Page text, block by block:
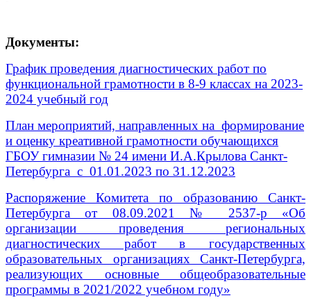
Документы:
График проведения диагностических работ по
функциональной грамотности в 8-9 классах на 2023-
2024 учебный год
План мероприятий, направленных на формирование
и оценку креативной грамотности обучающихся
ГБОУ гимназии № 24 имени И.А.Крылова Санкт-
Петербурга с 01.01.2023 по 31.12.2023
Распоряжение Комитета по образованию Санкт-
Петербурга от 08.09.2021 № 2537-р «Об
организации проведения региональных
диагностических работ в государственных
образовательных организациях Санкт-Петербурга,
реализующих основные общеобразовательные
программы в 2021/2022 учебном году»